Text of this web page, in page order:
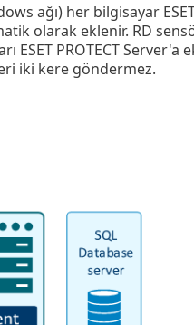
ağı) her bilgisayar
olarak eklenir. RD
ESET PROTECT
iki kere göndermez.